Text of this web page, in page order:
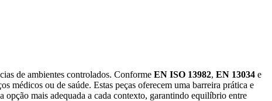
de ambientes controlados. Conforme EN ISO 13982, EN 13034 e
médicos ou de saúde. Estas peças oferecem uma barreira prática e
mais adequada a cada contexto, garantindo equilíbrio entre